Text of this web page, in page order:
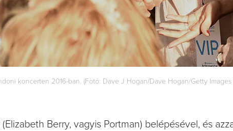
koncerten 2016-ban. (Fotó: Dave J Hogan/Dave Hogan/Getty Images
Berry, vagyis Portman) belépésével, és